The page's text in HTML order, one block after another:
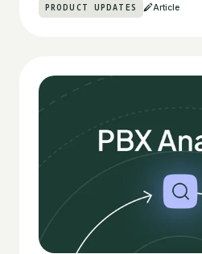
PRODUCT UPDATES Article